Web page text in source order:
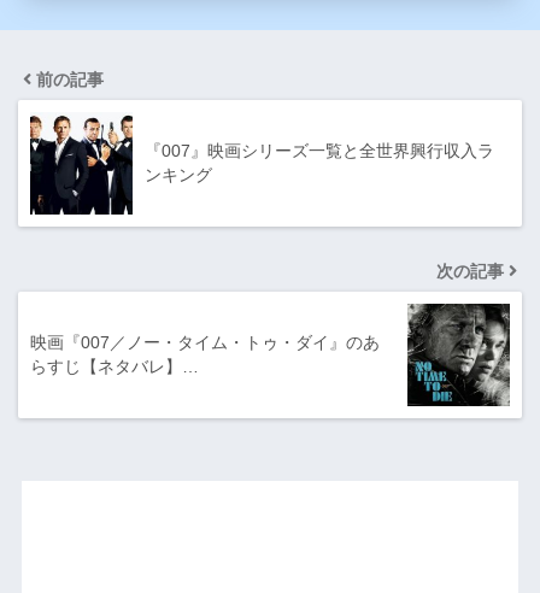
前の記事
『007』映画シリーズ一覧と全世界興行収入ラ
ンキング
次の記事
映画『007／ノー・タイム・トゥ・ダイ』のあ
らすじ【ネタバレ】…